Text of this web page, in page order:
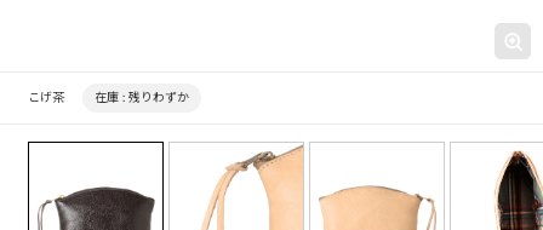
こげ茶 在庫 : 残りわずか